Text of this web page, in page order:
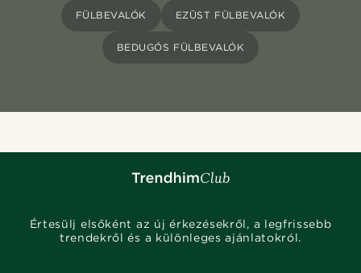
FÜLBEVALÓK EZÜST FÜLBEVALÓK
BEDUGÓS FÜLBEVALÓK
Értesülj elsőként az új érkezésekről, a legfrissebb
trendekről és a különleges ajánlatokról.